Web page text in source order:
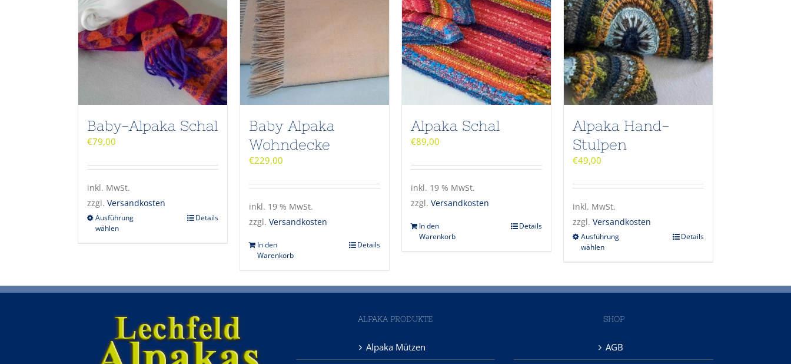
Baby-Alpaka Schal
€79,00
inkl. MwSt.
zzgl. Versandkosten
Ausführung
wählen
Details
Baby Alpaka
Wohndecke
€229,00
inkl. 19 % MwSt.
zzgl. Versandkosten
In den
Warenkorb
Details
Alpaka Schal
€89,00
inkl. 19 % MwSt.
zzgl. Versandkosten
In den
Warenkorb
Details
Alpaka Hand-
Stulpen
€49,00
inkl. MwSt.
zzgl. Versandkosten
Ausführung
wählen
Details
ALPAKA PRODUKTE
Alpaka Mützen
SHOP
AGB